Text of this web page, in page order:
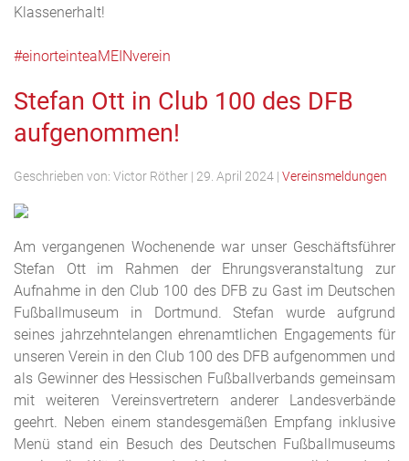
Klassenerhalt!
#einorteinteaMEINverein
Stefan Ott in Club 100 des DFB
aufgenommen!
Geschrieben von: Victor Röther | 29. April 2024 | Vereinsmeldungen
Am vergangenen Wochenende war unser Geschäftsführer
Stefan Ott im Rahmen der Ehrungsveranstaltung zur
Aufnahme in den Club 100 des DFB zu Gast im Deutschen
Fußballmuseum in Dortmund. Stefan wurde aufgrund
seines jahrzehntelangen ehrenamtlichen Engagements für
unseren Verein in den Club 100 des DFB aufgenommen und
als Gewinner des Hessischen Fußballverbands gemeinsam
mit weiteren Vereinsvertretern anderer Landesverbände
geehrt . Neben einem standesgemäßen Empfang inklusive
Menü stand ein Besuch des Deutschen Fußballmuseums